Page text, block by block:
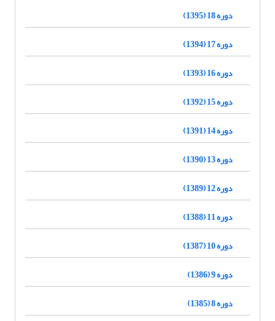
دوره 18 (1395)
دوره 17 (1394)
دوره 16 (1393)
دوره 15 (1392)
دوره 14 (1391)
دوره 13 (1390)
دوره 12 (1389)
دوره 11 (1388)
دوره 10 (1387)
دوره 9 (1386)
دوره 8 (1385)